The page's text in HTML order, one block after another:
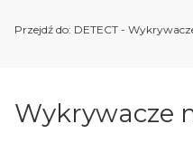
Przejdź do: DETECT -
Wykrywacze